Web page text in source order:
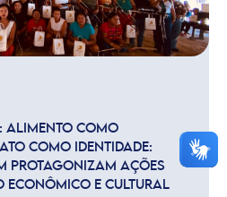
ALIMENTO COMO
COMO IDENTIDADE:
PROTAGONIZAM AÇÕES
ECONÔMICO E CULTURAL